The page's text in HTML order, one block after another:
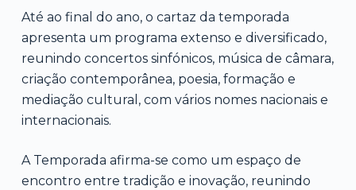
Até ao final do ano, o cartaz da temporada
apresenta um programa extenso e diversificado,
reunindo concertos sinfónicos, música de câmara,
criação contemporânea, poesia, formação e
mediação cultural, com vários nomes nacionais e
internacionais.
A Temporada afirma-se como um espaço de
encontro entre tradição e inovação, reunindo